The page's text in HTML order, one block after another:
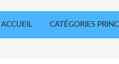
ACCUEIL CATÉGORIES